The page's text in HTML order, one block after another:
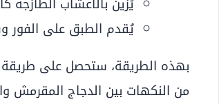
يُقدم الطبق على الفور
بهذه الطريقة، ستحصل على طريقة
من النكهات بين الدجاج المقرمش